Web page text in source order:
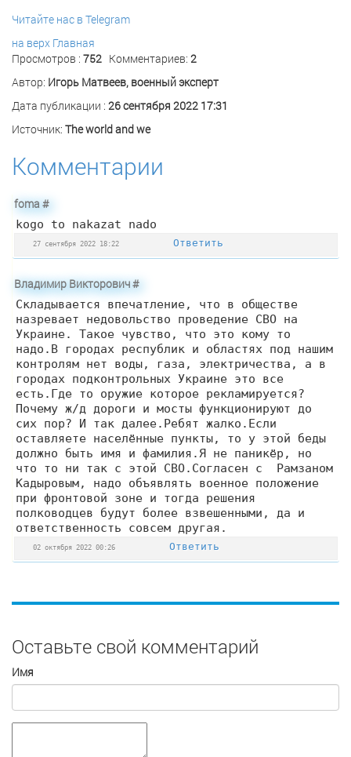
Читайте нас в Telegram
на верх Главная
Просмотров : 752 Комментариев: 2
Автор: Игорь Матвеев, военный эксперт
Дата публикации : 26 сентября 2022 17:31
Источник: The world and we
Комментарии
foma#
kogo to nakazat nado
27 сентября 2022 18:22 Ответить
Владимир Викторович#
Складывается впечатление, что в обществе
назревает недовольство проведение СВО на
Украине. Такое чувство, что это кому то
надо.В городах республик и областях под нашим
контролям нет воды, газа, электричества, а в
городах подконтрольных Украине это все
есть.Где то оружие которое рекламируется?
Почему ж/д дороги и мосты функционируют до
сих пор? И так далее.Ребят жалко.Если
оставляете населённые пункты, то у этой беды
должно быть имя и фамилия.Я не паникёр, но
что то ни так с этой СВО.Согласен с Рамзаном
Кадыровым, надо объявлять военное положение
при фронтовой зоне и тогда решения
полководцев будут более взвешенными, да и
ответственность совсем другая.
02 октября 2022 00:26 Ответить
Оставьте свой комментарий
Имя